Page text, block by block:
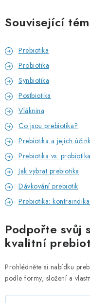
Související
Prebiotika
Probiotika
Synbiotika
Postbiotika
Vláknina
Co jsou prebiotika?
Prebiotika a jejich
Prebiotika vs. probiotika
Jak vybrat prebiotika
Dávkování prebiotik
Prebiotika:
Podpořte svůj
kvalitní
Prohlédněte si nabídku
podle formy, složení a